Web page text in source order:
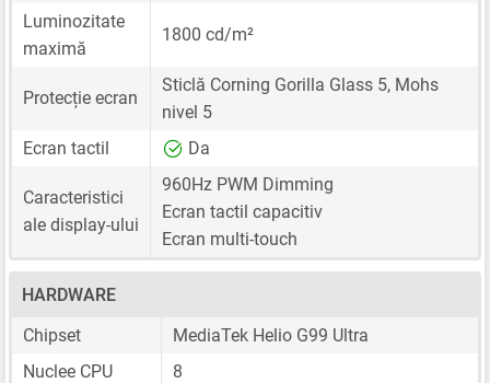
Luminozitate
maximă
1800 cd/m²
Protecție ecran
Sticlă Corning Gorilla Glass 5, Mohs
nivel 5
Ecran tactil
Da
Caracteristici
ale display-ului
960Hz PWM Dimming
Ecran tactil capacitiv
Ecran multi-touch
HARDWARE
Chipset
MediaTek Helio G99 Ultra
Nuclee CPU
8